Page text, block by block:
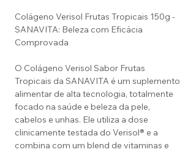
Colágeno Verisol Frutas Tropicais 150g -
SANAVITA: Beleza com Eficácia
Comprovada
O Colágeno Verisol Sabor Frutas
Tropicais da SANAVITA é um suplemento
alimentar de alta tecnologia, totalmente
focado na saúde e beleza da pele,
cabelos e unhas. Ele utiliza a dose
clinicamente testada do Verisol® e a
combina com um blend de vitaminas e